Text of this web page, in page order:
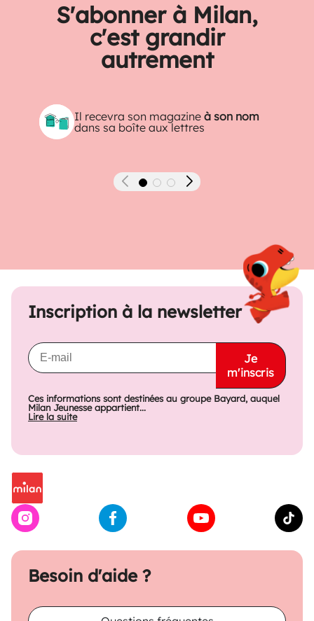
S'abonner à Milan,
c'est grandir
autrement
Il recevra son magazineà son nom
dans sa boîte aux lettres
Précédent Suivant
Besoin d'aide ?
Inscription à la newsletter
Je
m'inscris
Ces informations sont destinées au groupe Bayard, auquel
Milan Jeunesse appartient...
Lire la suite